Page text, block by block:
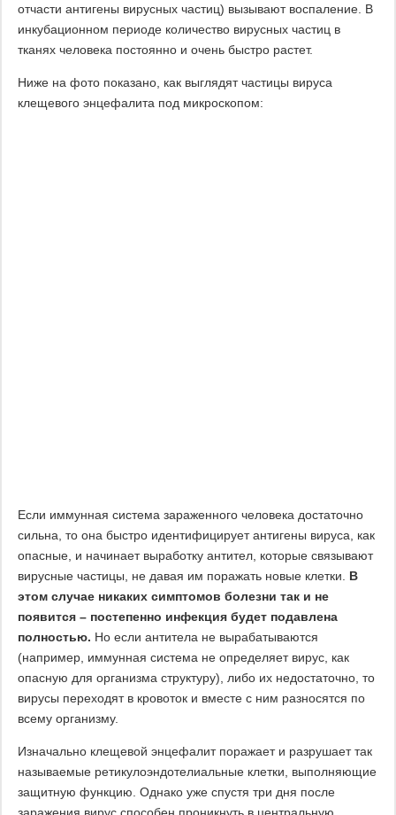
отчасти антигены вирусных частиц) вызывают воспаление. В
инкубационном периоде количество вирусных частиц в
тканях человека постоянно и очень быстро растет.
Ниже на фото показано, как выглядят частицы вируса
клещевого энцефалита под микроскопом:
Если иммунная система зараженного человека достаточно
сильна, то она быстро идентифицирует антигены вируса, как
опасные, и начинает выработку антител, которые связывают
вирусные частицы, не давая им поражать новые клетки. В
этом случае никаких симптомов болезни так и не
появится – постепенно инфекция будет подавлена
полностью. Но если антитела не вырабатываются
(например, иммунная система не определяет вирус, как
опасную для организма структуру), либо их недостаточно, то
вирусы переходят в кровоток и вместе с ним разносятся по
всему организму.
Изначально клещевой энцефалит поражает и разрушает так
называемые ретикулоэндотелиальные клетки, выполняющие
защитную функцию. Однако уже спустя три дня после